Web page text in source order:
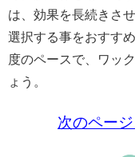
は、効果を長続きさ
選択する事をおすす
度のペースで、ワッ
ょう。
次のペー